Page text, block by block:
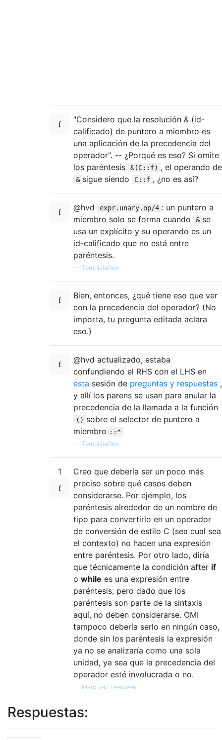
"Considero que la resolución & (id-
calificado) de puntero a miembro es
una aplicación de la precedencia del
operador". -- ¿Porqué es eso? Si omite
los paréntesis
&(C::f) , el operando de
& sigue siendo C::f , ¿no es así?
@hvd expr.unary.op/4 : un puntero a
miembro solo se forma cuando
& se
usa un explícito y su operando es un
id-calificado que no está entre
paréntesis.
— TemplateRex
Bien, entonces, ¿qué tiene eso que ver
con la precedencia del operador? (No
importa, tu pregunta editada aclara
eso.)
@hvd actualizado, estaba
confundiendo el RHS con el LHS en
esta sesión de preguntas y respuestas ,
y allí los parens se usan para anular la
precedencia de la llamada a la función
() sobre el selector de puntero a
miembro ::*
— TemplateRex
1
Creo que debería ser un poco más
preciso sobre qué casos deben
considerarse. Por ejemplo, los
paréntesis alrededor de un nombre de
tipo para convertirlo en un operador
de conversión de estilo C (sea cual sea
el contexto) no hacen una expresión
entre paréntesis. Por otro lado, diría
que técnicamente la condición after if
o while es una expresión entre
paréntesis, pero dado que los
paréntesis son parte de la sintaxis
aquí, no deben considerarse. OMI
tampoco debería serlo en ningún caso,
donde sin los paréntesis la expresión
ya no se analizaría como una sola
unidad, ya sea que la precedencia del
operador esté involucrada o no.
— Marc van Leeuwen
Respuestas: